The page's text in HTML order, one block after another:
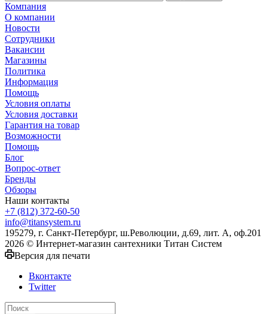
Компания
О компании
Новости
Сотрудники
Вакансии
Магазины
Политика
Информация
Помощь
Условия оплаты
Условия доставки
Гарантия на товар
Возможности
Помощь
Блог
Вопрос-ответ
Бренды
Обзоры
Наши контакты
+7 (812) 372-60-50
info@titansystem.ru
195279, г. Санкт-Петербург, ш.Революции, д.69, лит. А, оф.201
2026 © Интернет-магазин сантехники Титан Систем
Версия для печати
Вконтакте
Twitter